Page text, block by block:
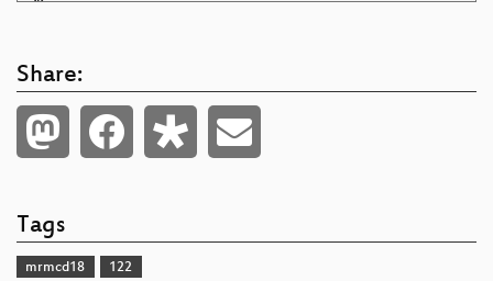
Share:
Tags
mrmcd18 122